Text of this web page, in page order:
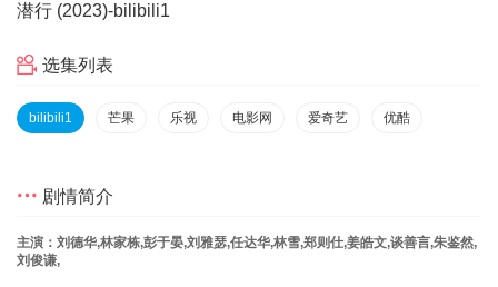
潜行 (2023)-bilibili1
选集列表
bilibili1 芒果 乐视 电影网 爱奇艺 优酷
剧情简介
主演：刘德华,林家栋,彭于晏,刘雅瑟,任达华,林雪,郑则仕,姜皓文,谈善言,朱鉴然,
刘俊谦,